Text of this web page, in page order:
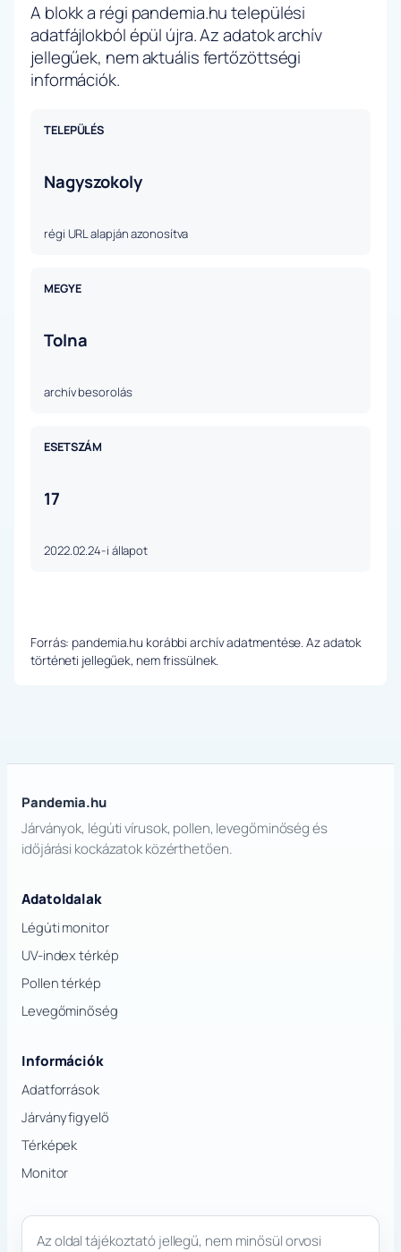
A blokk a régi pandemia.hu települési
adatfájlokból épül újra. Az adatok archív
jellegűek, nem aktuális fertőzöttségi
információk.
TELEPÜLÉS
Nagyszokoly
régi URL alapján azonosítva
MEGYE
Tolna
archív besorolás
ESETSZÁM
17
2022.02.24-i állapot
Forrás: pandemia.hu korábbi archív adatmentése. Az adatok
történeti jellegűek, nem frissülnek.
Pandemia.hu
Járványok, légúti vírusok, pollen, levegőminőség és
időjárási kockázatok közérthetően.
Adatoldalak
Légúti monitor
UV-index térkép
Pollen térkép
Levegőminőség
Információk
Adatforrások
Járványfigyelő
Térképek
Monitor
Az oldal tájékoztató jellegű, nem minősül orvosi